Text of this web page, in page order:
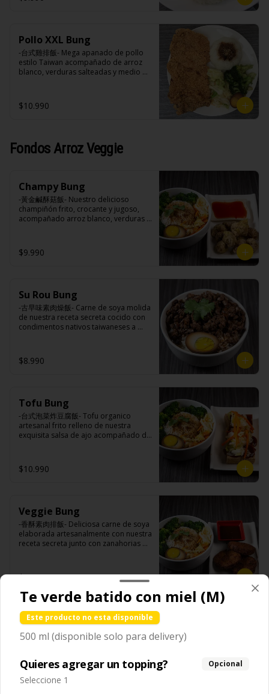
reemplazo, consultar disponibilidad),
zanahoria, ajo, sal, extracto de
champiñón taiwanes, extracto de apio,
extracto de repollo, poroto de soya,
comino, paprika, pimienta, azúcar,
(canela, anís, pimienta y comino), mirin
tapioca, ají, pimienta, extracto de
cerdo, extracto de papaya, salsa de
soya, soya, pimienta sal (pimienta, sal,
ajo, cebollín, azúcar).
Acompañamientos: Arroz, repollo,
zanahoria, ajo, sal, extracto de
huevo, jengibre, cebollín, salsa de
soya, ajo, agua, azúcar, mix de hierbas
Pollo XXL Bung
-台式雞排飯- Mega apanado de pollo
estilo Taiwan acompañado de arroz
blanco, verduras salteadas y medio
extracto de cerdo, extracto de papaya,
salsa de soya, soya, especias
Acompañamientos: Arroz, repollo,
brocoli (o choclo con pepino en su
reemplazo, consultar disponibilidad),
zanahoria, ajo, sal, extracto de
champiñón taiwanes, extracto de apio,
huevo, jengibre, cebollín, salsa de
$10.990
Fondos Arroz Veggie
Champy Bung
-黃金鹹酥菇飯- Nuestro delicioso
champiñón frito, crocante y jugoso,
acompañado arroz blanco, verduras
vegetarianos).
Principal: Champiñones premiums,
pimienta sal (pimienta, sal, ajo,
cebollín, azúcar), huevo, aceite, agua,
maicena, harina tapioca, harina trigo,
reemplazo, consultar disponibilidad),
comino, paprika, pimienta, azúcar,
huevo, jengibre, cebollín, salsa de
soya, ajo, agua, azúcar, mix de hierbas
(canela, anís, pimienta y comino), mirin
(azúcar, arroz, agua, alcohol).
$9.990
Su Rou Bung
-古早味素肉燥飯- Carne de soya molida
de nuestra receta secreta cocido con
condimentos nativos taiwaneses a
huevo estilo Taiwán. (APTO VEGANO)
Principal: Carne de soya, champiñón
shitake, ajo, cebolla morada, salsa de
soya, sal, trigo, azúcar, condimento
champiñón (extracto de champiñón
taiwanes, extracto de apio, extracto de
vegana (trigo, soya, shitake, sal, maíz),
brocoli (o choclo con pepino en su
reemplazo, consultar disponibilidad),
zanahoria, ajo, sal, extracto de
champiñón taiwanes, extracto de apio,
extracto de repollo, poroto de soya,
salsa de soya, ajo, agua, azúcar, mix
comino), mirin (azúcar, arroz, agua,
$8.990
Tofu Bung
-台式泡菜炸豆腐飯- Tofu organico
artesanal frito relleno de nuestra
exquisita salsa de ajo acompañado de
huevo estilo Taiwán. (APTO VEGANO)
Principal: Tofu de poroto de soya,
salsa de ajo (ajo, salsa de tomate,
azúcar, sal, salsa de soya y harina de
tapioca), pickle (repollo, zanahoria,
vinagre de vino blanco, azúcar, melón
brocoli (o choclo con pepino en su
reemplazo, consultar disponibilidad),
zanahoria, ajo, sal, extracto de
extracto de repollo, poroto de soya,
comino, paprika, pimienta, azúcar,
huevo (opcional), jengibre, cebollín,
comino), mirin (azúcar, arroz, agua,
alcohol).
$10.990
Veggie Bung
-香酥素肉排飯- Deliciosa carne de soya
elaborada artesanalmente con nuestra
receta secreta junto con zanahorias
verduras salteadas y opción de
agregar medio huevo estilo Taiwán.
(APTO VEGANO)
Principal: Carne de soya, condimento
taiwanes, extracto de apio, extracto de
repollo, poroto de soya, comino,
paprika, pimienta, azúcar) , harina de
$9.990
Ramen Taiwanés
Dan-Ah Mien
-台式擔仔麵- A base de un caldo de
hueso de cerdo cocido a fuego lento
Te verde batido con miel (M)
Este producto no esta disponible
500 ml (disponible solo para delivery)
Quieres agregar un topping? Opcional
Seleccione 1